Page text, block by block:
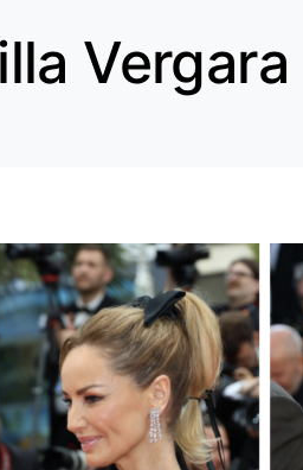
Vergara